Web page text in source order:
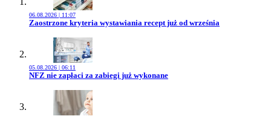
06.08.2026 | 11:07
Przejdź do artykułu:
Zaostrzone kryteria wystawiania recept już od września
05.08.2026 | 06:11
Przejdź do artykułu:
NFZ nie zapłaci za zabiegi już wykonane